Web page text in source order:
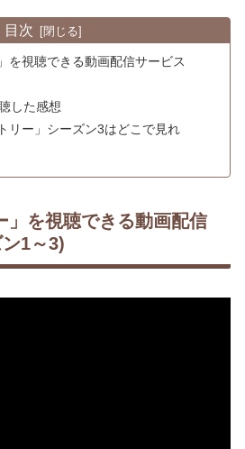
目次
を視聴できる動画配信サービス
した感想
リー」シーズン3はどこで見れ
」を視聴できる動画配信
1～3)